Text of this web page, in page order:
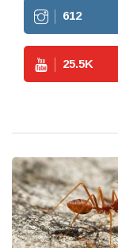
612
25.5K